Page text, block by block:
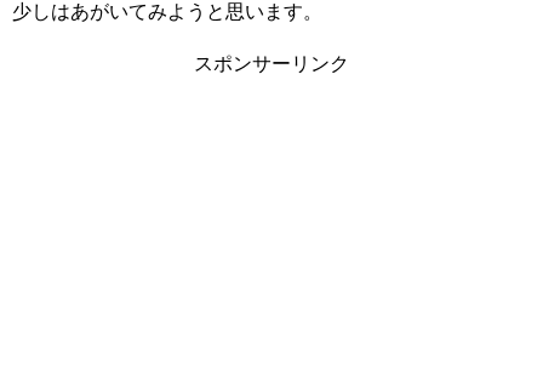
少しはあがいてみようと思います。
スポンサーリンク